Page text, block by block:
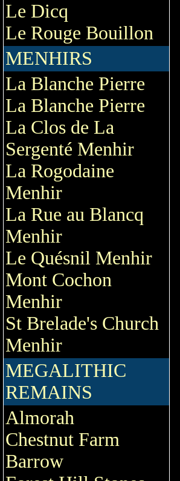
Le Dicq
Le Rouge Bouillon
MENHIRS
La Blanche Pierre
La Blanche Pierre
La Clos de La
Sergenté Menhir
La Rogodaine
Menhir
La Rue au Blancq
Menhir
Le Quésnil Menhir
Mont Cochon
Menhir
St Brelade's Church
Menhir
MEGALITHIC
REMAINS
Almorah
Chestnut Farm
Barrow